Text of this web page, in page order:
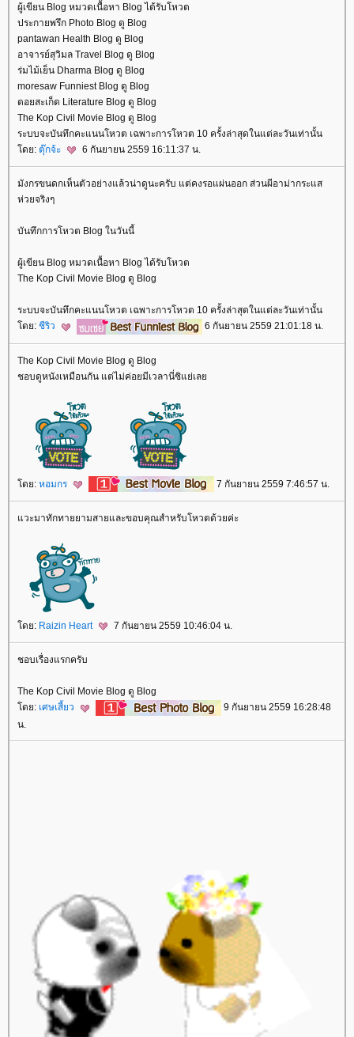
ผู้เขียน Blog หมวดเนื้อหา Blog ได้รับโหวต
ประกายพรึก Photo Blog ดู Blog
pantawan Health Blog ดู Blog
อาจารย์สุวิมล Travel Blog ดู Blog
ร่มไม้เย็น Dharma Blog ดู Blog
moresaw Funniest Blog ดู Blog
ดอยสะเก็ด Literature Blog ดู Blog
The Kop Civil Movie Blog ดู Blog
ระบบจะบันทึกคะแนนโหวต เฉพาะการโหวต 10 ครั้งล่าสุดในแต่ละวันเท่านั้น
ดย: ตุ๊กจ้ะ 6 กันยายน 2559 16:11:37 น.
มังกรขนดกเห็นตัวอย่างแล้วน่าดูนะครับ แต่คงรอแผ่นออก ส่วนผีอาม่ากระแส
ห่วยจริงๆ
บันทึกการโหวต Blog ในวันนี้
ผู้เขียน Blog หมวดเนื้อหา Blog ได้รับโหวต
The Kop Civil Movie Blog ดู Blog
ระบบจะบันทึกคะแนนโหวต เฉพาะการโหวต 10 ครั้งล่าสุดในแต่ละวันเท่านั้น
ดย: ชีริว 6 กันยายน 2559 21:01:18 น.
The Kop Civil Movie Blog ดู Blog
ชอบดูหนังเหมือนกัน แต่ไม่ค่อยมีเวลานี่ซิแย่เล
ดย: หอมกร 7 กันยายน 2559 7:46:57 น.
วะมาทักทายยามสายและขอบคุณสำหรับโหวตด้วยค่ะ
ดย: Raizin Heart 7 กันยายน 2559 10:46:04 น.
ชอบเรื่องแรกครับ
The Kop Civil Movie Blog ดู Blog
ดย: เศษเสี้ยว
9 กันยายน 2559 16:28:48
น.